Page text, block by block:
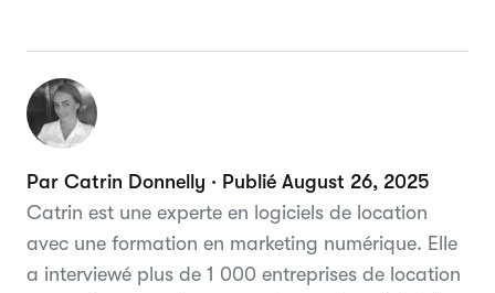
Par Catrin Donnelly · Publié August 26, 2025
Catrin est une experte en logiciels de location
avec une formation en marketing numérique. Elle
a interviewé plus de 1 000 entreprises de location